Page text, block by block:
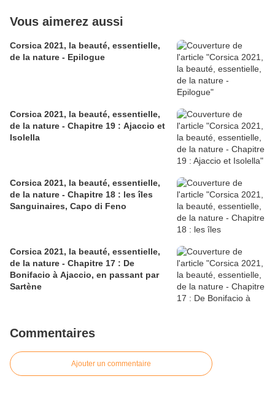
Vous aimerez aussi
Corsica 2021, la beauté, essentielle,
de la nature - Epilogue
Corsica 2021, la beauté, essentielle,
de la nature - Chapitre 19 : Ajaccio et
Isolella
Corsica 2021, la beauté, essentielle,
de la nature - Chapitre 18 : les îles
Sanguinaires, Capo di Feno
Corsica 2021, la beauté, essentielle,
de la nature - Chapitre 17 : De
Bonifacio à Ajaccio, en passant par
Sartène
Commentaires
Ajouter un commentaire